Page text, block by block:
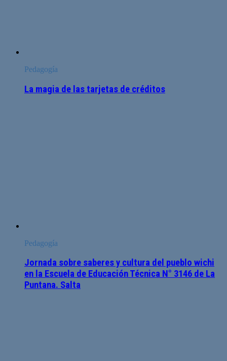
Pedagogía
La magia de las tarjetas de créditos
Pedagogía
Jornada sobre saberes y cultura del pueblo wichi
en la Escuela de Educación Técnica N° 3146 de La
Puntana. Salta